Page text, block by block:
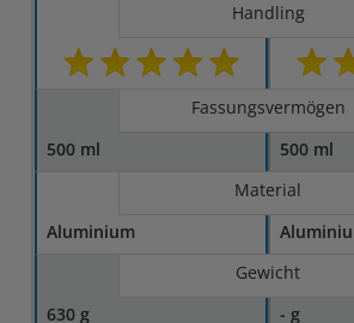
Handling
Fassungsvermögen
500 ml
500 ml
Material
Aluminium
Gewicht
630 g
- g